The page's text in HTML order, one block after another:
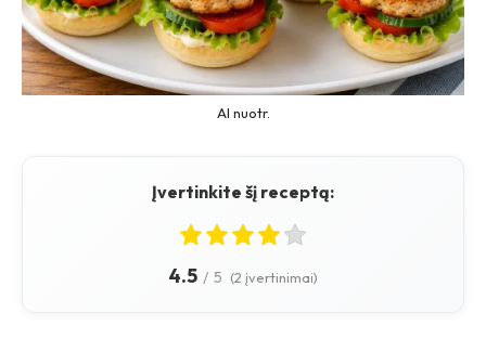
AI nuotr.
Įvertinkite šį receptą:
4.5 / 5 (2 įvertinimai)